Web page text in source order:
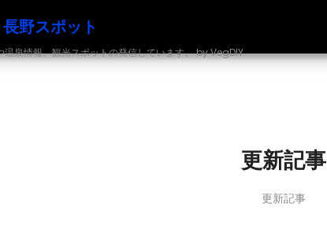
野スポット
泉情報、観光スポットの発信しています。 by VegDIY
更新記事
更新記事